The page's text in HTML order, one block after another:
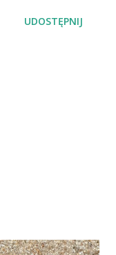
UDOSTĘPNIJ